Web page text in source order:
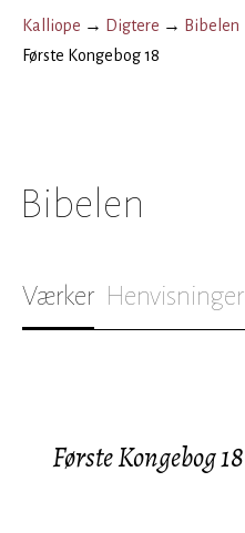
Kalliope → Digtere → Bibelen
Første Kongebog 18
Bibelen
Værker Henvisninger
Første Kongebog 18